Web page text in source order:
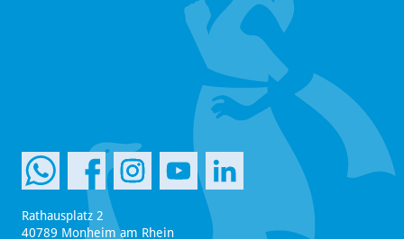
Rathausplatz 2
40789 Monheim am Rhein